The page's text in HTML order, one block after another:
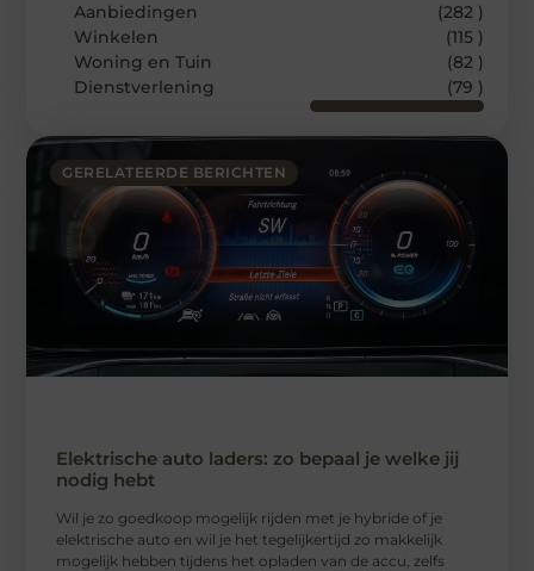
GERELATEERDE BERICHTEN
Elektrische auto laders: zo bepaal je welke jij
nodig hebt
Wil je zo goedkoop mogelijk rijden met je hybride of je
elektrische auto en wil je het tegelijkertijd zo makkelijk
mogelijk hebben tijdens het opladen van de accu, zelfs
Aanbiedingen
(282 )
Winkelen
(115 )
Woning en Tuin
(82 )
Dienstverlening
(79 )